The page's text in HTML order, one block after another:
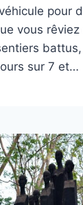
pour
vous rêviez
sur 7 et…